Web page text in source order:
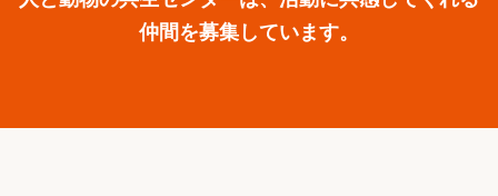
仲間を募集しています。